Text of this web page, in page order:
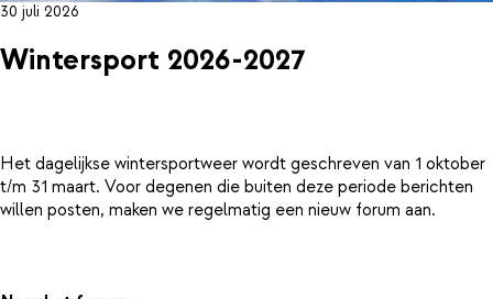
30 juli 2026
Wintersport 2026-2027
Het dagelijkse wintersportweer wordt geschreven van 1 oktober
t/m 31 maart. Voor degenen die buiten deze periode berichten
willen posten, maken we regelmatig een nieuw forum aan.